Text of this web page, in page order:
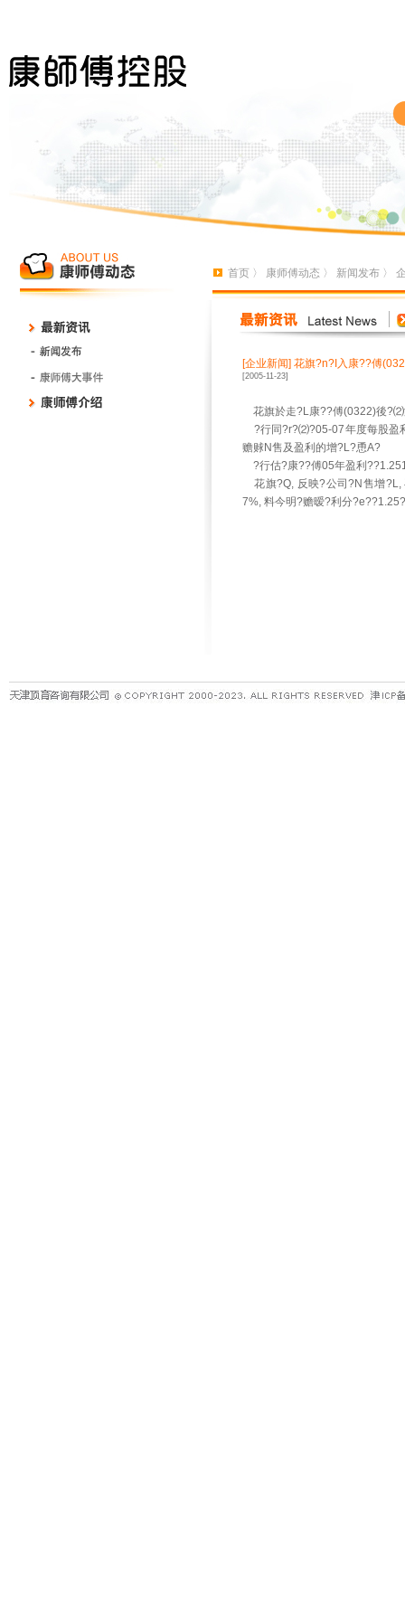
首页 〉 康师傅动态 〉 新闻发布 〉
[企业新闻] 花旗?n?I入康??傅
[2005-11-23]
花旗於走?L康??傅(0322)後?⑵
?行同?r?⑵?05-07年度每股盈
赡赇N售及盈利的增?L?恿Α?
?行估?康??傅05年盈利
花旗?Q, 反映?公司?N售增?L,
7%, 料今明?赡暧?利分